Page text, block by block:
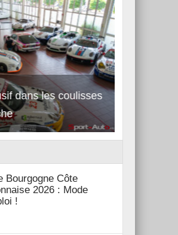
dans les coulisses
nouvelle Ferrari
Bourgogne Côte
2026 : Mode
!